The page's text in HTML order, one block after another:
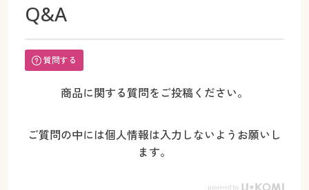
Q&A
質問する
商品に関する質問をご投稿ください。
ご質問の中には個人情報は入力しないようお願いし
ます。